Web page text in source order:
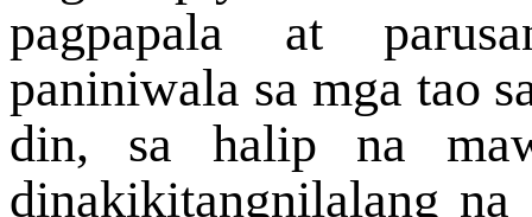
pagpapala at
paniniwala sa mga tao
din, sa halip na
dinakikitangnilalang na